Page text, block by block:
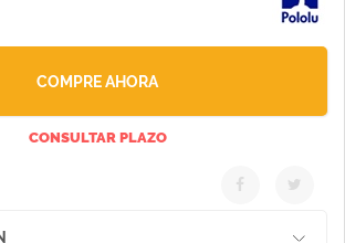
COMPRE AHORA
CONSULTAR PLAZO